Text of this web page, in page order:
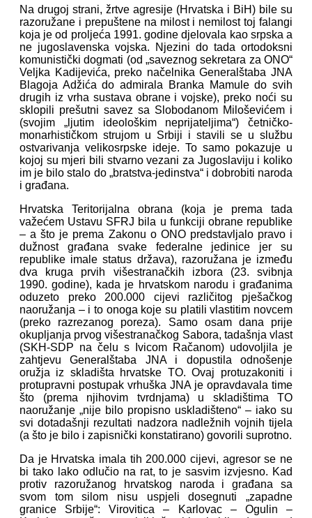
Na drugoj strani, žrtve agresije (Hrvatska i BiH) bile su
razoružane i prepuštene na milost i nemilost toj falangi
koja je od proljeća 1991. godine djelovala kao srpska a
ne jugoslavenska vojska. Njezini do tada ortodoksni
komunistički dogmati (od „saveznog sekretara za ONO“
Veljka Kadijevića, preko načelnika Generalštaba JNA
Blagoja Adžića do admirala Branka Mamule do svih
drugih iz vrha sustava obrane i vojske), preko noći su
sklopili prešutni savez sa Slobodanom Miloševićem i
(svojim „ljutim ideološkim neprijateljima“) četničko-
monarhističkom strujom u Srbiji i stavili se u službu
ostvarivanja velikosrpske ideje. To samo pokazuje u
kojoj su mjeri bili stvarno vezani za Jugoslaviju i koliko
im je bilo stalo do „bratstva-jedinstva“ i dobrobiti naroda
i građana.
Hrvatska Teritorijalna obrana (koja je prema tada
važećem Ustavu SFRJ bila u funkciji obrane republike
– a što je prema Zakonu o ONO predstavljalo pravo i
dužnost građana svake federalne jedinice jer su
republike imale status država), razoružana je između
dva kruga prvih višestranačkih izbora (23. svibnja
1990. godine), kada je hrvatskom narodu i građanima
oduzeto preko 200.000 cijevi različitog pješačkog
naoružanja – i to onoga koje su platili vlastitim novcem
(preko razrezanog poreza). Samo osam dana prije
okupljanja prvog višestranačkog Sabora, tadašnja vlast
(SKH-SDP na čelu s Ivicom Račanom) udovoljila je
zahtjevu Generalštaba JNA i dopustila odnošenje
oružja iz skladišta hrvatske TO. Ovaj protuzakoniti i
protupravni postupak vrhuška JNA je opravdavala time
što (prema njihovim tvrdnjama) u skladištima TO
naoružanje „nije bilo propisno uskladišteno“ – iako su
svi dotadašnji rezultati nadzora nadležnih vojnih tijela
(a što je bilo i zapisnički konstatirano) govorili suprotno.
Da je Hrvatska imala tih 200.000 cijevi, agresor se ne
bi tako lako odlučio na rat, to je sasvim izvjesno. Kad
protiv razoružanog hrvatskog naroda i građana sa
svom tom silom nisu uspjeli dosegnuti „zapadne
granice Srbije“: Virovitica – Karlovac – Ogulin –